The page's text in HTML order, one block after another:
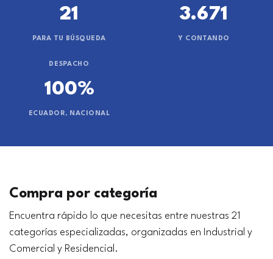
21
PARA TU BÚSQUEDA
3.671
Y CONTANDO
DESPACHO
100%
ECUADOR, NACIONAL
Compra por categoría
Encuentra rápido lo que necesitas entre nuestras 21
categorías especializadas, organizadas en Industrial y
Comercial y Residencial.